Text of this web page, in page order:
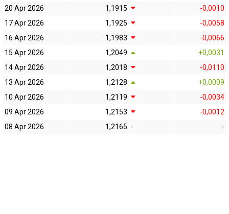
20 Apr 2026
1,1915
-0,0010
17 Apr 2026
1,1925
-0,0058
16 Apr 2026
1,1983
-0,0066
15 Apr 2026
1,2049
+0,0031
14 Apr 2026
1,2018
-0,0110
13 Apr 2026
1,2128
+0,0009
10 Apr 2026
1,2119
-0,0034
09 Apr 2026
1,2153
-0,0012
08 Apr 2026
1,2165 - -